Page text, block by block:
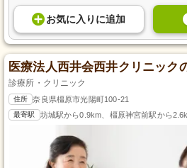
お気に入り に追加
医療法人西井会西井クリニック
診療所・クリニック
住所 奈良県橿原市光陽町100-21
最寄駅 坊城駅から0.9km、橿原神宮前駅から